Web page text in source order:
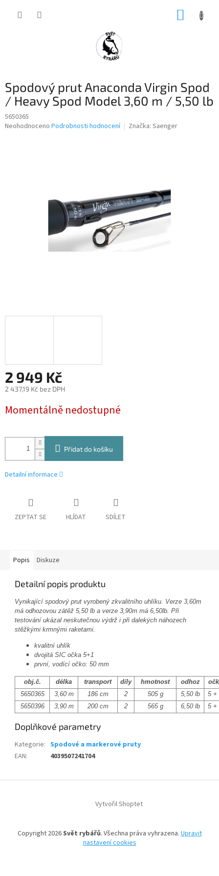
Spodový prut Anaconda Virgin Spod
/ Heavy Spod Model 3,60 m / 5,50 lb
5650365
Průměrné
Neohodnoceno Podrobnosti hodnocení Značka: Saenger
2 949 Kč
2 437,19 Kč bez DPH
cena:
Momentálně nedostupné
Přidat do košíku
Detailní informace
ZEPTAT SE HLÍDAT SDÍLET
Popis Diskuze
Detailní popis produktu
Vynikající spodový prut vyrobený zkvalitního uhlíku. Verze 3,60m
má odhozovou zátěž 5,50 lb a verze 3,90m má 6,50lb. Při
testování ukázal neskutečnou výdrž i při dalekých náhozech
stěžkými krmnými raketami.
kvalitní uhlík
dvojitá SIC očka 5+1
první, vodící očko: 50 mm
obj.č. délka transport díly hmotnost odhoz
5650365
3,60 m 186 cm 2 505 g 5,50 lb
5 +
5650396
3,90 m 200 cm 2 565 g 6,50 lb 5 +
Doplňkové parametry
Kategorie: Spodové a markerové pruty
EAN: 4039507241704
Vytvořil Shoptet
Copyright 2026Svět rybářů. Všechna práva vyhrazena.Upravit
nastavení cookies